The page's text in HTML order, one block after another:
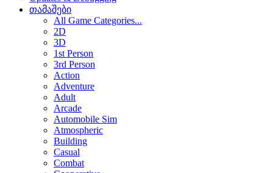
თამაშები
All Game Categories...
2D
3D
1st Person
3rd Person
Action
Adventure
Adult
Arcade
Automobile Sim
Atmospheric
Building
Casual
Combat